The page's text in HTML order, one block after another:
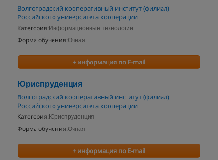
Волгоградский кооперативный институт (филиал)
Российского университета кооперации
Категория: Информационные технологии
Форма обучения:Очная
+ информация по E-mail
Юриспруденция
Волгоградский кооперативный институт (филиал)
Российского университета кооперации
Категория: Юриспруденция
Форма обучения:Очная
+ информация по E-mail